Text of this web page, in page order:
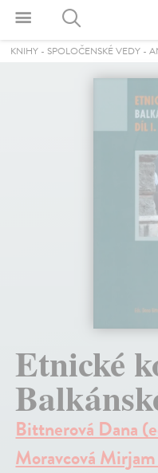
KNIHY- SPOLOČENSKÉ VEDY-
Etnické
Bittnerová Dana
Moravcová